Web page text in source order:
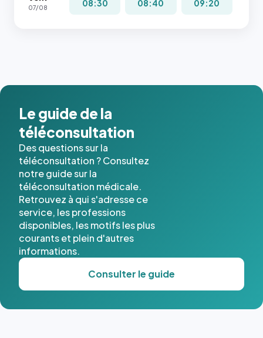
07/08 08:30 08:40 09:20
Le guide de la
téléconsultation
Des questions sur la
téléconsultation ? Consultez
notre guide sur la
téléconsultation médicale.
Retrouvez à qui s'adresse ce
service, les professions
disponibles, les motifs les plus
courants et plein d'autres
informations.
Consulter le guide